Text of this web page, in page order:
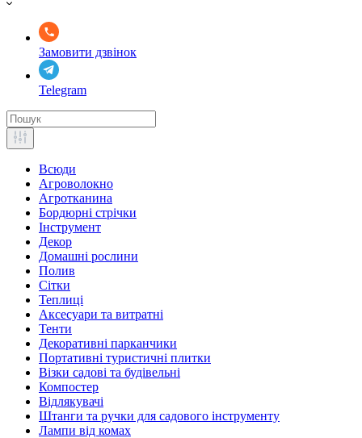
Замовити дзвінок
Telegram
Всюди
Агроволокно
Агротканина
Бордюрні стрічки
Інструмент
Декор
Домашні рослини
Полив
Сітки
Теплиці
Аксесуари та витратні
Тенти
Декоративні парканчики
Портативні туристичні плитки
Візки садові та будівельні
Компостер
Відлякувачі
Штанги та ручки для садового інструменту
Лампи від комах